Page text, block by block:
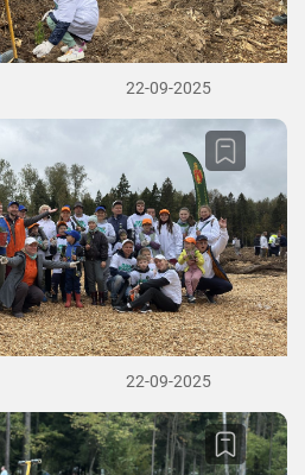
22-09-2025
22-09-2025